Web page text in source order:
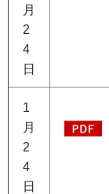
月
2
4
日
1
月
2
4
日